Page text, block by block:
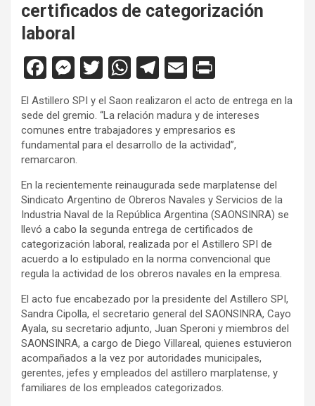
certificados de categorización
laboral
F
a
ce
b
o
o
k
M
es
se
n
g
er
T
wi
tt
er
W
at
s
A
p
p
T
e
gr
a
m
E
m
ail
in
tF
ri
e
n
dl
y
El Astillero SPI y el Saon realizaron el acto de entrega en la
sede del gremio. “La relación madura y de intereses
comunes entre trabajadores y empresarios es
fundamental para el desarrollo de la actividad”,
remarcaron.
En la recientemente reinaugurada sede marplatense del
Sindicato Argentino de Obreros Navales y Servicios de la
Industria Naval de la República Argentina (SAONSINRA) se
llevó a cabo la segunda entrega de certificados de
categorización laboral, realizada por el Astillero SPI de
acuerdo a lo estipulado en la norma convencional que
regula la actividad de los obreros navales en la empresa.
El acto fue encabezado por la presidente del Astillero SPI,
Sandra Cipolla, el secretario general del SAONSINRA, Cayo
Ayala, su secretario adjunto, Juan Speroni y miembros del
SAONSINRA, a cargo de Diego Villareal, quienes estuvieron
acompañados a la vez por autoridades municipales,
gerentes, jefes y empleados del astillero marplatense, y
familiares de los empleados categorizados.